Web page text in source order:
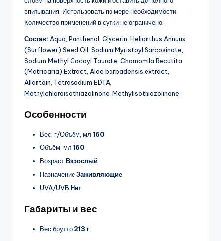
впитывания. Использовать по мере необходимости.
Количество применений в сутки не ограничено.
Состав: Aqua, Panthenol, Glycerin, Helianthus Annuus
(Sunflower) Seed Oil, Sodium Myristoyl Sarcosinate,
Sodium Methyl Cocoyl Taurate, Chamomila Recutita
(Matricaria) Extract, Aloe barbadensis extract,
Allantoin, Tetrasodium EDTA,
Methylchloroisothiazolinone, Methylisothiazolinone.
Особенности
Вес, г/Объём, мл 160
Объём, мл 160
ВозрастВзрослый
НазначениеЗаживляющие
UVA/UVB Нет
Габариты и вес
Вес брутто 213 г